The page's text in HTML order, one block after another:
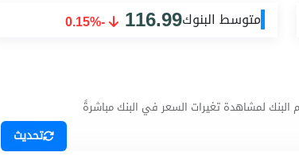
متوسط البنوك116.99
-0.15%
لمشاهدة تغيرات السعر في البنك مباشرةً
تحديث